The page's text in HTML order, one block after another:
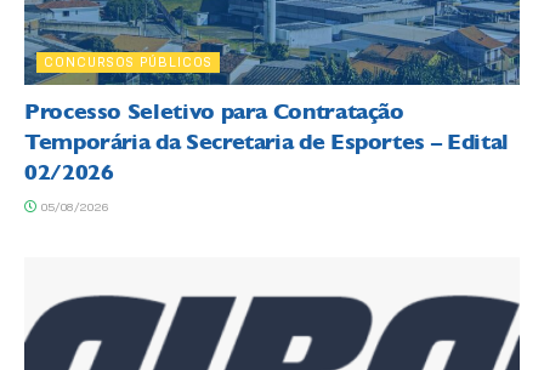
CONCURSOS PÚBLICOS
Processo Seletivo para Contratação
Temporária da Secretaria de Esportes – Edital
02/2026
05/08/2026